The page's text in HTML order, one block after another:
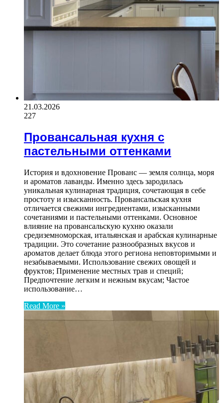
21.03.2026
227
Провансальная кухня с
пастельными оттенками
История и вдохновение Прованс — земля солнца, моря
и ароматов лаванды. Именно здесь зародилась
уникальная кулинарная традиция, сочетающая в себе
простоту и изысканность. Провансальская кухня
отличается свежими ингредиентами, изысканными
сочетаниями и пастельными оттенками. Основное
влияние на провансальскую кухню оказали
средиземноморская, итальянская и арабская кулинарные
традиции. Это сочетание разнообразных вкусов и
ароматов делает блюда этого региона неповторимыми и
незабываемыми. Использование свежих овощей и
фруктов; Применение местных трав и специй;
Предпочтение легким и нежным вкусам; Частое
использование…
Read More »